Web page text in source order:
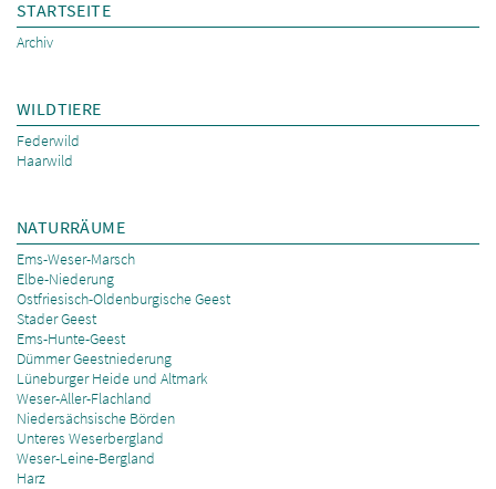
STARTSEITE
Archiv
WILDTIERE
Federwild
Haarwild
NATURRÄUME
Ems-Weser-Marsch
Elbe-Niederung
Ostfriesisch-Oldenburgische Geest
Stader Geest
Ems-Hunte-Geest
Dümmer Geestniederung
Lüneburger Heide und Altmark
Weser-Aller-Flachland
Niedersächsische Börden
Unteres Weserbergland
Weser-Leine-Bergland
Harz